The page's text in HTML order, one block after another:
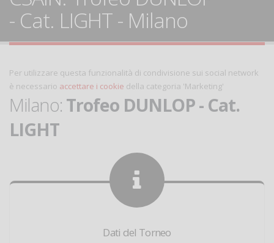
- Cat. LIGHT - Milano
Per utilizzare questa funzionalità di condivisione sui social network
è necessario accettare i cookie della categoria 'Marketing'
Milano: Trofeo DUNLOP - Cat.
LIGHT
Dati del Torneo